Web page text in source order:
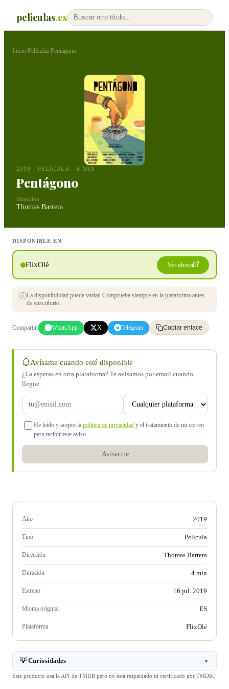
peliculas.es
Inicio›Películas›Pentágono
2019 PELÍCULA 4 MIN
Pentágono
Dirección
Thomas Barrera
DISPONIBLE EN
FlixOlé Ver ahora
La disponibilidad puede variar. Comprueba siempre en la plataforma antes
de suscribirte.
Compartir: WhatsApp X Telegram Copiar enlace
Avísame cuando esté disponible
¿La esperas en otra plataforma? Te avisamos por email cuando
llegue.
He leído y acepto la política de privacidad y el tratamiento de mi correo
para recibir este aviso.
Avisarme
Año 2019
Tipo Película
Dirección Thomas Barrera
Duración 4 min
Estreno 16 jul. 2019
Idioma original ES
Plataforma FlixOlé
💡 Curiosidades ▼
Este producto usa la API de TMDB pero no está respaldado ni certificado por TMDB.